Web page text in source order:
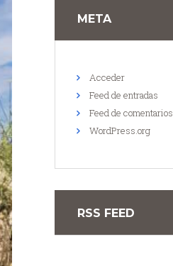
META
Acceder
Feed de entradas
Feed de comentarios
WordPress.org
RSS FEED